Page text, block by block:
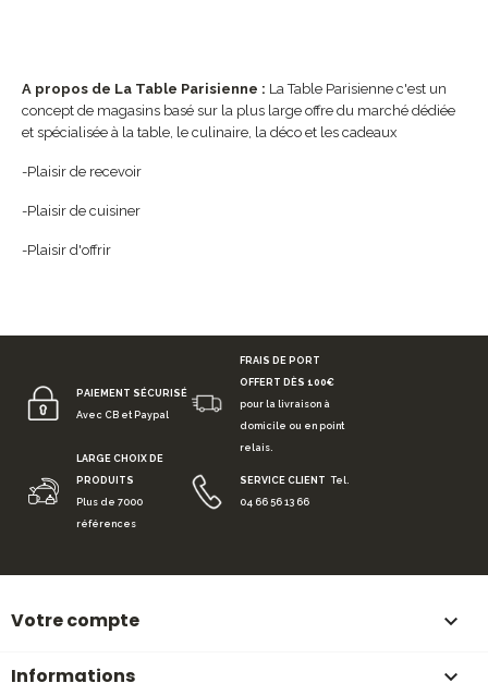
A propos de La Table Parisienne : La Table Parisienne c'est un
concept de magasins basé sur la plus large offre du marché dédiée
et spécialisée à la table, le culinaire, la déco et les cadeaux
-Plaisir de recevoir
-Plaisir de cuisiner
-Plaisir d'offrir
PAIEMENT SÉCURISÉ
Avec CB et Paypal
FRAIS DE PORT
OFFERT DÈS 100€
pour la livraison à
domicile ou en point
relais.
LARGE CHOIX DE
PRODUITS
Plus de 7000
références
SERVICE CLIENT Tel.
04 66 56 13 66
Votre compte 
Informations